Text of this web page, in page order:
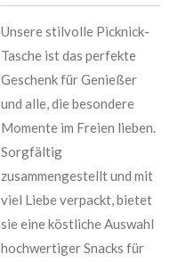
Unsere stilvolle Picknick-
Tasche ist das perfekte
Geschenk für Genießer
und alle, die besondere
Momente im Freien lieben.
Sorgfältig
zusammengestellt und mit
viel Liebe verpackt, bietet
sie eine köstliche Auswahl
hochwertiger Snacks für